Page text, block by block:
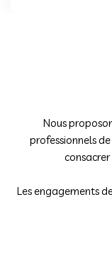
Nous
professionnels
Les engagements